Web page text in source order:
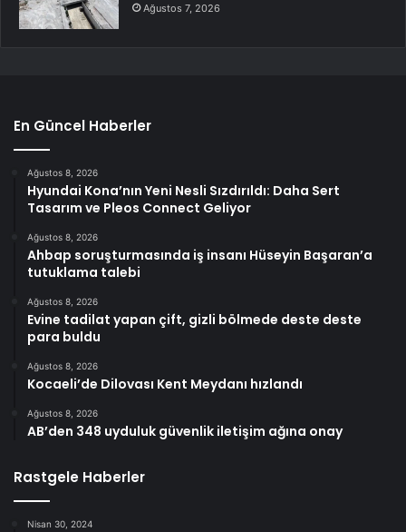
Ağustos 7, 2026
En Güncel Haberler
Ağustos 8, 2026
Hyundai Kona’nın Yeni Nesli Sızdırıldı: Daha Sert
Tasarım ve Pleos Connect Geliyor
Ağustos 8, 2026
Ahbap soruşturmasında iş insanı Hüseyin Başaran’a
tutuklama talebi
Ağustos 8, 2026
Evine tadilat yapan çift, gizli bölmede deste deste
para buldu
Ağustos 8, 2026
Kocaeli’de Dilovası Kent Meydanı hızlandı
Ağustos 8, 2026
AB’den 348 uyduluk güvenlik iletişim ağına onay
Rastgele Haberler
Nisan 30, 2024